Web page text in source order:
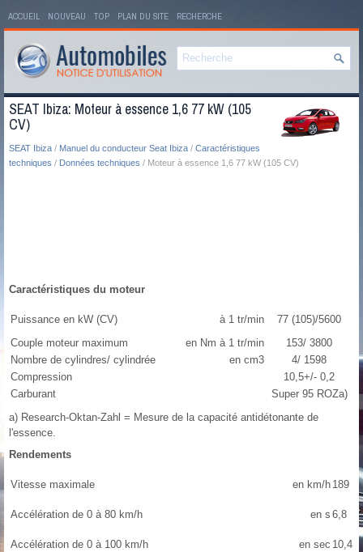
ACCUEIL NOUVEAU TOP PLAN DU SITE RECHERCHE
SEAT Ibiza: Moteur à essence 1,6 77 kW (105
CV)
SEAT Ibiza / Manuel du conducteur Seat Ibiza / Caractéristiques
techniques / Données techniques / Moteur à essence 1,6 77 kW (105 CV)
Caractéristiques du moteur
Puissance en kW (CV) à 1 tr/min
77 (105)/5600
Couple moteur maximum
en Nm à 1 tr/min
153/ 3800
Nombre de cylindres/ cylindrée
en cm3
4/ 1598
Compression
10,5+/- 0,2
Carburant
Super 95 ROZa)
a) Research-Oktan-Zahl = Mesure de la capacité antidétonante de
l'essence.
Rendements
Vitesse maximale en km/h 189
Accélération de 0 à 80 km/h en s 6,8
Accélération de 0 à 100 km/h en sec 10,4